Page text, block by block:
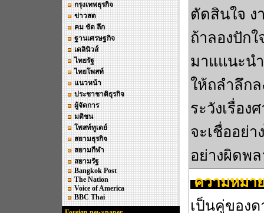
กรุงเทพธุรกิจ
ข่าวสด
คม ชัด ลึก
ฐานเศรษฐกิจ
เดลินิวส์
ไทยรัฐ
ไทยโพสท์
แนวหน้า
ประชาชาติธุรกิจ
ผู้จัดการ
มติชน
โพสท์ทูเดย์
สยามธุรกิจ
สยามกีฬา
สยามรัฐ
Bangkok Post
The Nation
Voice of America
BBC Thai
ตัดสินใจ ง
ถ้าลองปัก
มาแแนะน
ให้ถลำลึก
ระวังเรื่อง
จะเชื่ออย่
อย่างผิดพ
ความหมา
เป็นคู่ของด